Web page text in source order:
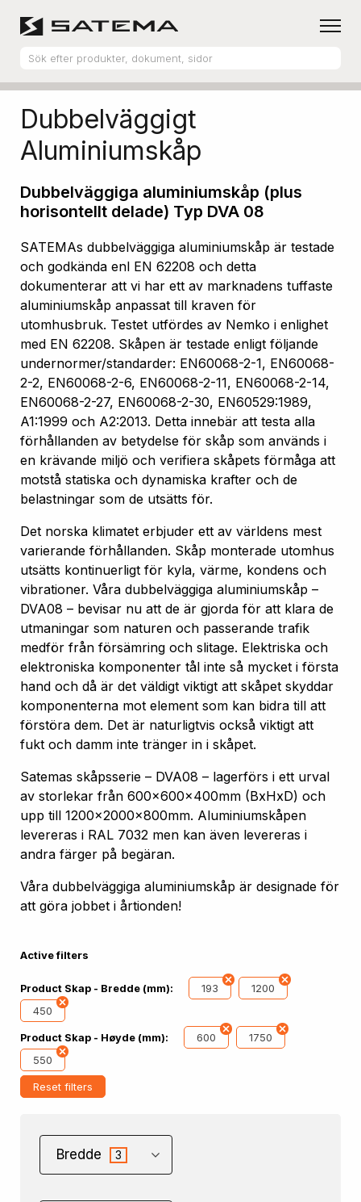
Produktsortiment Aluminiumskåp
Dubbelväggigt
Aluminiumskåp
Dubbelväggiga aluminiumskåp (plus
horisontellt delade) Typ DVA 08
SATEMAs dubbelväggiga aluminiumskåp är testade
och godkända enl EN 62208 och detta
dokumenterar att vi har ett av marknadens tuffaste
aluminiumskåp anpassat till kraven för
utomhusbruk. Testet utfördes av Nemko i enlighet
med EN 62208. Skåpen är testade enligt följande
undernormer/standarder: EN60068-2-1, EN60068-
2-2, EN60068-2-6, EN60068-2-11, EN60068-2-14,
EN60068-2-27, EN60068-2-30, EN60529:1989,
A1:1999 och A2:2013. Detta innebär att testa alla
förhållanden av betydelse för skåp som används i
en krävande miljö och verifiera skåpets förmåga att
motstå statiska och dynamiska krafter och de
belastningar som de utsätts för.
Det norska klimatet erbjuder ett av världens mest
varierande förhållanden. Skåp monterade utomhus
utsätts kontinuerligt för kyla, värme, kondens och
vibrationer. Våra dubbelväggiga aluminiumskåp –
DVA08 – bevisar nu att de är gjorda för att klara de
utmaningar som naturen och passerande trafik
medför från försämring och slitage. Elektriska och
elektroniska komponenter tål inte så mycket i första
hand och då är det väldigt viktigt att skåpet skyddar
komponenterna mot element som kan bidra till att
förstöra dem. Det är naturligtvis också viktigt att
fukt och damm inte tränger in i skåpet.
Satemas skåpsserie – DVA08 – lagerförs i ett urval
av storlekar från 600x600x400mm (BxHxD) och
upp till 1200x2000x800mm. Aluminiumskåpen
levereras i RAL 7032 men kan även levereras i
andra färger på begäran.
Våra dubbelväggiga aluminiumskåp är designade för
att göra jobbet i årtionden!
Active filters
Product Skap - Bredde (mm): 193
1200
450
Product Skap - Høyde (mm): 600
1750
550
Reset filters
Bredde 3